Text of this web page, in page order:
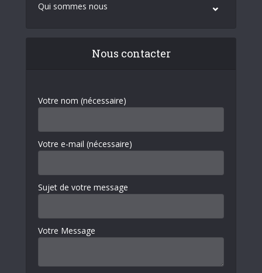
Qui sommes nous
Nous contacter
Votre nom (nécessaire)
Votre e-mail (nécessaire)
Sujet de votre message
Votre Message